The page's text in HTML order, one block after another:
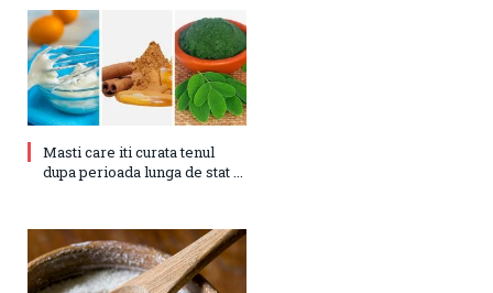
Masti care iti curata tenul
dupa perioada lunga de stat ...